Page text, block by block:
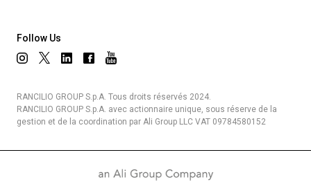
Follow Us
RANCILIO GROUP S.p.A. Tous droits réservés 2024.
RANCILIO GROUP S.p.A. avec actionnaire unique, sous réserve de la
gestion et de la coordination par Ali Group LLC VAT 09784580152